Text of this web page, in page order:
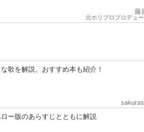
藤
元ホリプロプロデュ
歌を解説、おすすめ本も紹介！
ー版のあらすじとともに解説